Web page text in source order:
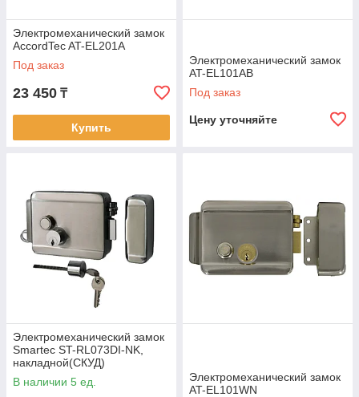
Электромеханический замок
AccordTec AT-EL201A
Под заказ
23 450 ₸
Купить
Электромеханический замок
AT-EL101AB
Под заказ
Цену уточняйте
Электромеханический замок
Smartec ST-RL073DI-NK,
накладной(СКУД)
В наличии 5 ед.
Электромеханический замок
AT-EL101WN